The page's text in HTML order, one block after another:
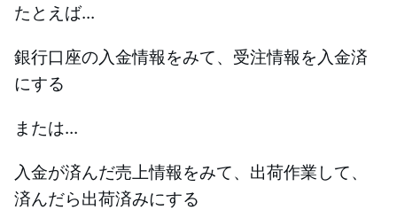
たとえば...
銀行口座の入金情報をみて、受注情報を入金済
にする
または...
入金が済んだ売上情報をみて、出荷作業して、
済んだら出荷済みにする